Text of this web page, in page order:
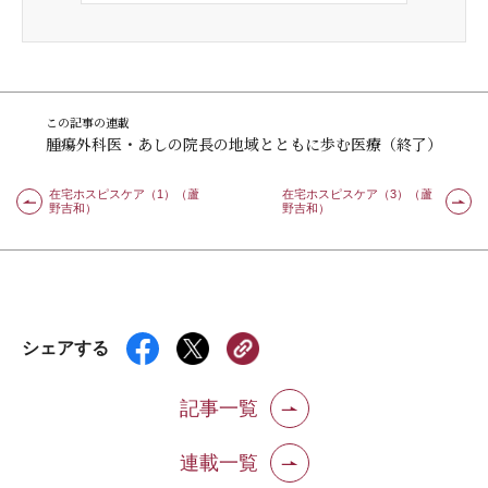
この記事の連載
腫瘍外科医・あしの院長の地域とともに歩む医療（終了）
在宅ホスピスケア（1）（蘆
野吉和）
在宅ホスピスケア（3）（蘆
野吉和）
シェアする
記事一覧
連載一覧